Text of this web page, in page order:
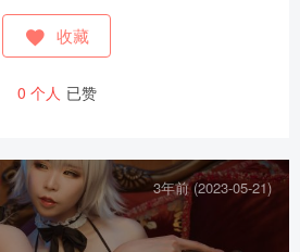
收藏
0 个人 已赞
3年前 (2023-05-21)